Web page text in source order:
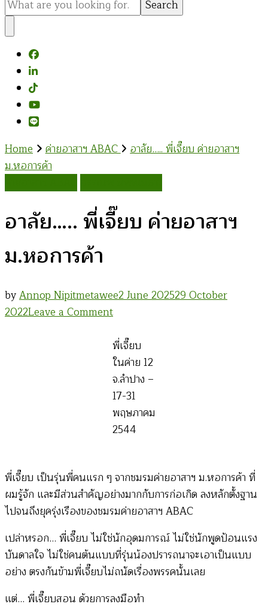
Something?
Home ค่ายอาสาฯ ABAC อาลัย….. พี่เจี๊ยบ ค่ายอาสาฯ
ม.หอการค้า
อาลัย….. พี่เจี๊ยบ ค่ายอาสาฯ
ม.หอการค้า
byAnnop Nipitmetawee2 June 202529 October
2022Leave a Commenton
พี่
เจี๊ยบ
ค่าย
อา
สาฯ
ม.หอการค้า
พี่เจี๊ยบ
ในค่าย 12
จ.ลำปาง –
17-31
พฤษภาคม
2544
พี่เจี๊ยบ เป็นรุ่นพี่คนแรก ๆ จากชมรมค่ายอาสาฯ ม.หอการค้า ที่
ผมรู้จัก และมีส่วนสำคัญอย่างมากกับการก่อเกิด ลงหลักตั้งฐาน
ไปจนถึงยุครุ่งเรืองของชมรมค่ายอาสาฯ ABAC
เปล่าหรอก… พี่เจี๊ยบ ไม่ใช่นักอุดมการณ์ ไม่ใช่นักพูดป้อนแรง
บันดาลใจ ไม่ใช่คนต้นแบบที่รุ่นน้องปรารถนาจะเอาเป็นแบบ
อย่าง ตรงกันข้ามพี่เจี๊ยบไม่ถนัดเรื่องพรรคนั้นเลย
แต่… พี่เจี๊ยบสอน ด้วยการลงมือทำ